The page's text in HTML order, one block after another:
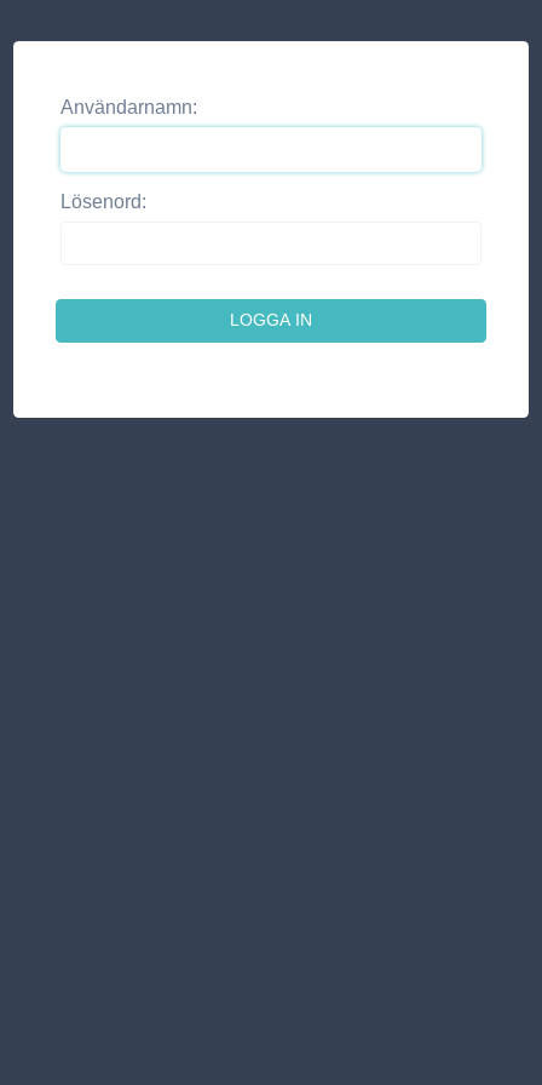
Användarnamn:
Lösenord: